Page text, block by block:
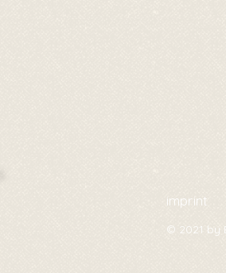
imprint
© 2021 by